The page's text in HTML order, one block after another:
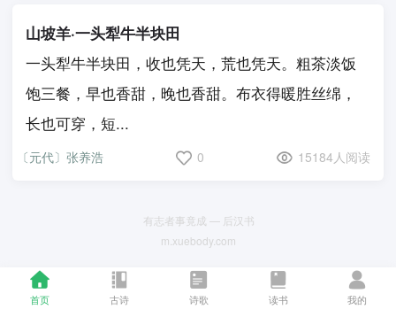
首页 古诗 诗歌 读书 我的
山坡羊·一头犁牛半块田
一头犁牛半块田，收也凭天，荒也凭天。粗茶淡饭
饱三餐，早也香甜，晚也香甜。布衣得暖胜丝绵，
长也可穿，短...
〔元代〕张养浩 0 15184人阅读
有志者事竟成 — 后汉书
m.xuebody.com